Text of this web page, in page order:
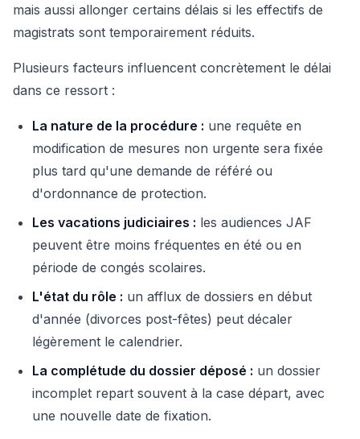
mais aussi allonger certains délais si les effectifs de
magistrats sont temporairement réduits.
Plusieurs facteurs influencent concrètement le délai
dans ce ressort :
La nature de la procédure : une requête en
modification de mesures non urgente sera fixée
plus tard qu'une demande de référé ou
d'ordonnance de protection.
Les vacations judiciaires : les audiences JAF
peuvent être moins fréquentes en été ou en
période de congés scolaires.
L'état du rôle : un afflux de dossiers en début
d'année (divorces post-fêtes) peut décaler
légèrement le calendrier.
La complétude du dossier déposé : un dossier
incomplet repart souvent à la case départ, avec
une nouvelle date de fixation.